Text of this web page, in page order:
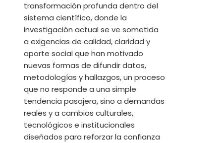
transformación profunda dentro del
sistema científico, donde la
investigación actual se ve sometida
a exigencias de calidad, claridad y
aporte social que han motivado
nuevas formas de difundir datos,
metodologías y hallazgos, un proceso
que no responde a una simple
tendencia pasajera, sino a demandas
reales y a cambios culturales,
tecnológicos e institucionales
diseñados para reforzar la confianza